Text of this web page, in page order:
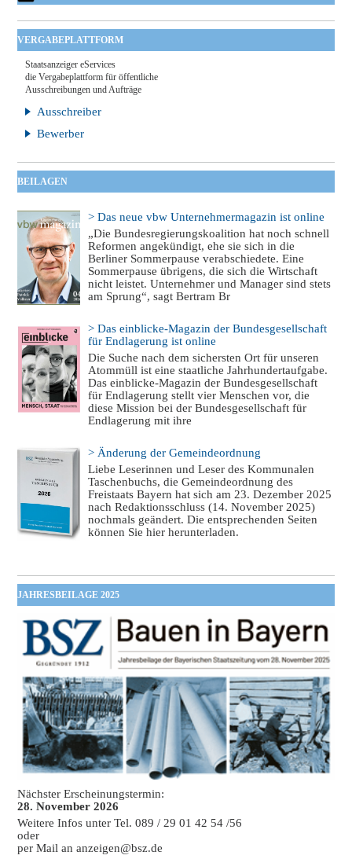
VERGABEPLATTFORM
Staatsanzeiger eServices
die Vergabeplattform für öffentliche
Ausschreibungen und Aufträge
Ausschreiber
Bewerber
BEILAGEN
> Das neue vbw Unternehmermagazin ist online
„Die Bundesregierungskoalition hat noch schnell
Reformen angekündigt, ehe sie sich in die
Berliner Sommerpause verabschiedete. Eine
Sommerpause übrigens, die sich die Wirtschaft
nicht leistet. Unternehmer und Manager sind stets
am Sprung“, sagt Bertram Br
> Das einblicke-Magazin der Bundesgesellschaft
für Endlagerung ist online
Die Suche nach dem sichersten Ort für unseren
Atommüll ist eine staatliche Jahrhundertaufgabe.
Das einblicke-Magazin der Bundesgesellschaft
für Endlagerung stellt vier Menschen vor, die
diese Mission bei der Bundesgesellschaft für
Endlagerung mit ihre
> Änderung der Gemeindeordnung
Liebe Leserinnen und Leser des Kommunalen
Taschenbuchs, die Gemeindeordnung des
Freistaats Bayern hat sich am 23. Dezember 2025
nach Redaktionsschluss (14. November 2025)
nochmals geändert. Die entsprechenden Seiten
können Sie hier herunterladen.
JAHRESBEILAGE 2025
Nächster Erscheinungstermin:
28. November 2026
Weitere Infos unter Tel. 089 / 29 01 42 54 /56
oder
per Mail ananzeigen@bsz.de